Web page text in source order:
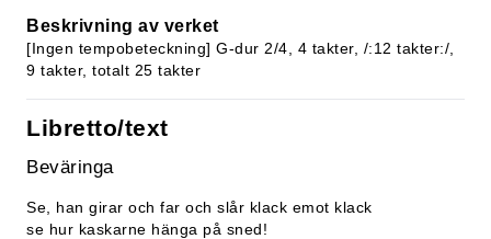
Beskrivning av verket
[Ingen tempobeteckning] G-dur 2/4, 4 takter, /:12 takter:/,
9 takter, totalt 25 takter
Libretto/text
Beväringa
Se, han girar och far och slår klack emot klack
se hur kaskarne hänga på sned!